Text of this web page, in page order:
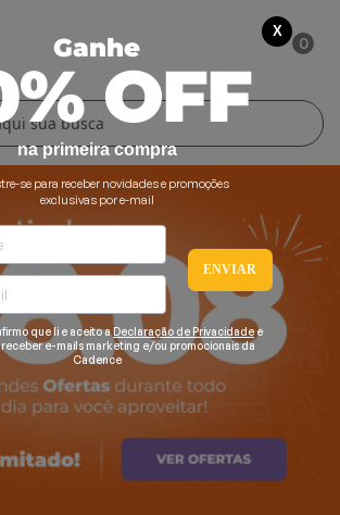
0
X
Ganhe
OFF
na primeira compra
se para receber novidades e promoções
exclusivas por e-mail
ENVIAR
que li e aceito a Declaração de Privacidade e
e-mails marketing e/ou promocionais da
Cadence
Cozinha
LarTérmico
Pessoais